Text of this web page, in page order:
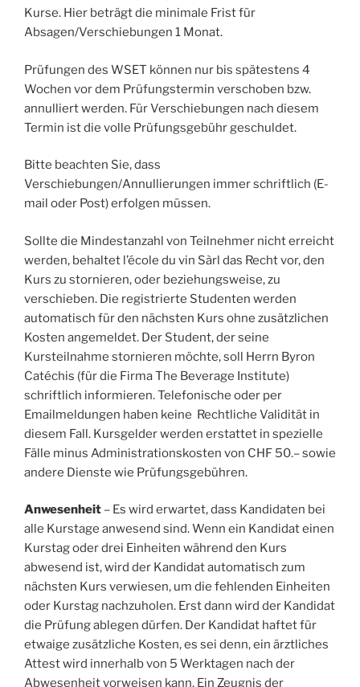
Kurse. Hier beträgt die minimale Frist für
Absagen/Verschiebungen 1 Monat.
Prüfungen des WSET können nur bis spätestens 4
Wochen vor dem Prüfungstermin verschoben bzw.
annulliert werden. Für Verschiebungen nach diesem
Termin ist die volle Prüfungsgebühr geschuldet.
Bitte beachten Sie, dass
Verschiebungen/Annullierungen immer schriftlich (E-
mail oder Post) erfolgen müssen.
Sollte die Mindestanzahl von Teilnehmer nicht erreicht
werden, behaltet l’école du vin Sàrl das Recht vor, den
Kurs zu stornieren, oder beziehungsweise, zu
verschieben. Die registrierte Studenten werden
automatisch für den nächsten Kurs ohne zusätzlichen
Kosten angemeldet. Der Student, der seine
Kursteilnahme stornieren möchte, soll Herrn Byron
Catéchis (für die Firma The Beverage Institute)
schriftlich informieren. Telefonische oder per
Emailmeldungen haben keine Rechtliche Validität in
diesem Fall. Kursgelder werden erstattet in spezielle
Fälle minus Administrationskosten von CHF 50.– sowie
andere Dienste wie Prüfungsgebühren.
Anwesenheit – Es wird erwartet, dass Kandidaten bei
alle Kurstage anwesend sind. Wenn ein Kandidat einen
Kurstag oder drei Einheiten während den Kurs
abwesend ist, wird der Kandidat automatisch zum
nächsten Kurs verwiesen, um die fehlenden Einheiten
oder Kurstag nachzuholen. Erst dann wird der Kandidat
die Prüfung ablegen dürfen. Der Kandidat haftet für
etwaige zusätzliche Kosten, es sei denn, ein ärztliches
Attest wird innerhalb von 5 Werktagen nach der
Abwesenheit vorweisen kann. Ein Zeugnis der